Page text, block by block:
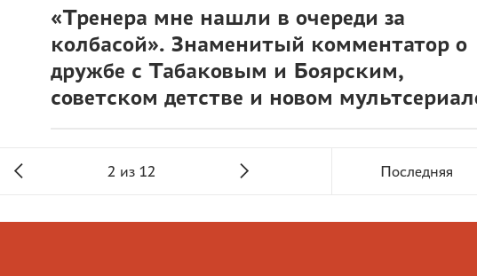
«Тренера мне нашли в очереди за
колбасой». Знаменитый комментатор о
дружбе с Табаковым и Боярским,
советском детстве и новом
2 из 12 Последняя